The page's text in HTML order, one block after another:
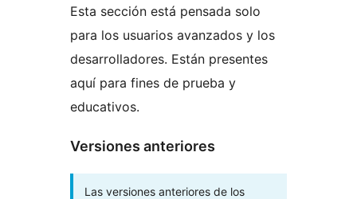
Esta sección está pensada solo
para los usuarios avanzados y los
desarrolladores. Están presentes
aquí para fines de prueba y
educativos.
Versiones anteriores
Las versiones anteriores de los